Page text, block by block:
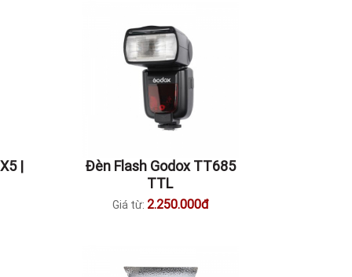
|
Đèn Flash Godox TT685
TTL
Giá từ: 2.250.000đ